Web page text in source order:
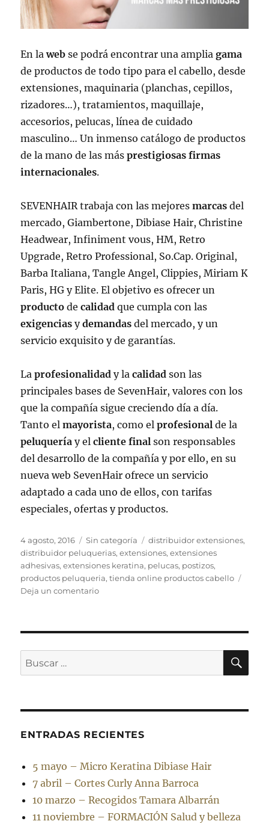
En laweb se podrá encontrar una ampliagama
de productos de todo tipo para el cabello, desde
extensiones, maquinaria (planchas, cepillos,
rizadores…), tratamientos, maquillaje,
accesorios, pelucas, línea de cuidado
masculino… Un inmenso catálogo de productos
de la mano de las másprestigiosas firmas
internacionales.
SEVENHAIR trabaja con las mejoresmarcas del
mercado, Giambertone, Dibiase Hair, Christine
Headwear, Infiniment vous, HM, Retro
Upgrade, Retro Professional, So.Cap. Original,
Barba Italiana, Tangle Angel, Clippies, Miriam K
Paris, HG y Elite. El objetivo es ofrecer un
producto decalidad que cumpla con las
exigencias ydemandas del mercado, y un
servicio exquisito y de garantías.
Laprofesionalidad y lacalidad son las
principales bases de SevenHair, valores con los
que la compañía sigue creciendo día a día.
Tanto elmayorista, como elprofesional de la
peluquería y elcliente final son responsables
del desarrollo de la compañía y por ello, en su
nueva web SevenHair ofrece un servicio
adaptado a cada uno de ellos, con tarifas
especiales, ofertas y productos.
Publicado
el
4 agosto, 2016 Categorías
Sin categoría Etiquetas
distribuidor extensiones,
distribuidor peluquerias,extensiones,extensiones
adhesivas,extensiones keratina, pelucas, postizos,
productos peluqueria,tienda online productos cabello
Deja un comentarioen
peluquerías
mayoristas
Buscar
por:
ENTRADAS RECIENTES
5 mayo – Micro Keratina Dibiase Hair
7 abril – Cortes Curly Anna Barroca
10 marzo – Recogidos Tamara Albarrán
11 noviembre – FORMACIÓN Salud y belleza